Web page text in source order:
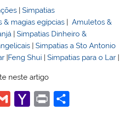
|Simpatias
& magias egípcias |Amuletos &
|Simpatias Dinheiro &
|Simpatias a Sto Antonio
|Feng Shui |Simpatias para o Lar |
neste artigo
G
Y
Pr